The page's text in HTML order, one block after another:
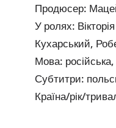
Продюсер:
У ролях:
Кухарський,
Мова: російська,
Субтитри:
Країна/рік/